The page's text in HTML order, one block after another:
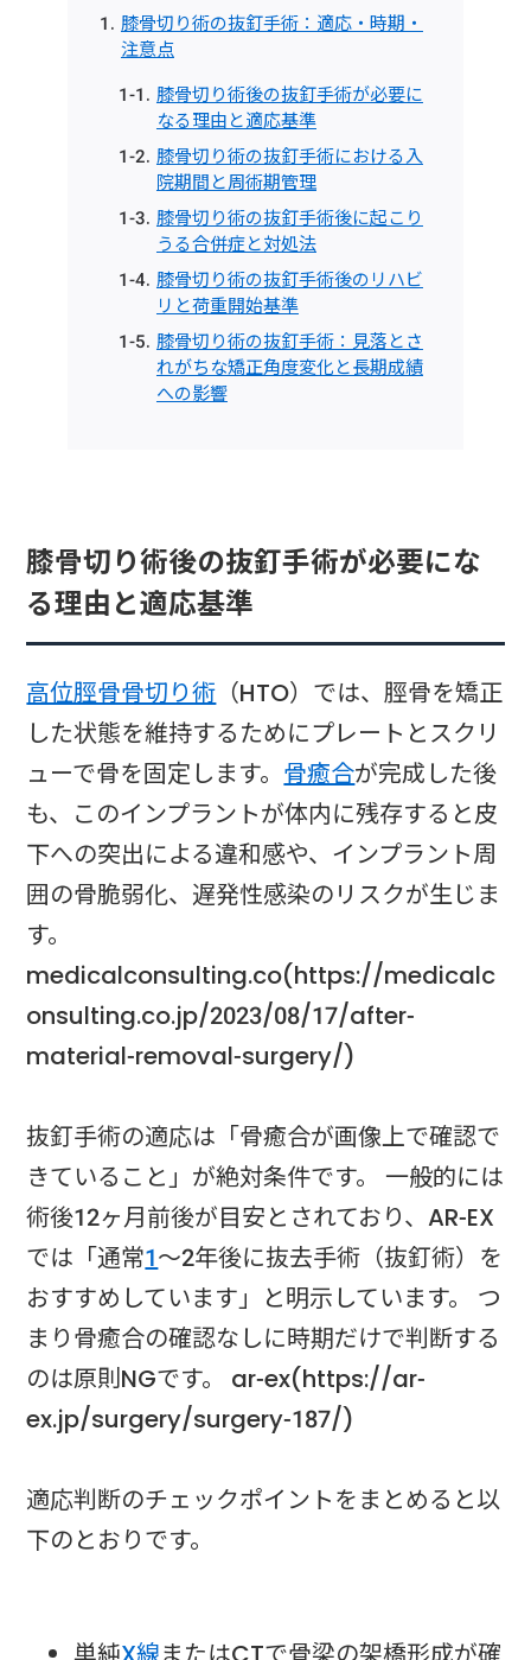
膝骨切り術の抜釘手術：適応・時期・
注意点
膝骨切り術後の抜釘手術が必要に
なる理由と適応基準
膝骨切り術の抜釘手術における入
院期間と周術期管理
膝骨切り術の抜釘手術後に起こり
うる合併症と対処法
膝骨切り術の抜釘手術後のリハビ
リと荷重開始基準
膝骨切り術の抜釘手術：見落とさ
れがちな矯正角度変化と長期成績
への影響
膝骨切り術後の抜釘手術が必要にな
る理由と適応基準
高位脛骨骨切り術 （HTO）では、脛骨を矯正
した状態を維持するためにプレートとスクリ
ューで骨を固定します。 骨癒合が完成した後
も、このインプラントが体内に残存すると皮
下への突出による違和感や、インプラント周
囲の骨脆弱化、遅発性感染のリスクが生じま
す。
medicalconsulting.co(https://medicalc
onsulting.co.jp/2023/08/17/after-
material-removal-surgery/)
抜釘手術の適応は「骨癒合が画像上で確認で
きていること」が絶対条件です。 一般的には
術後12ヶ月前後が目安とされており、AR-EX
では「通常1〜2年後に抜去手術（抜釘術）を
おすすめしています」と明示しています。 つ
まり骨癒合の確認なしに時期だけで判断する
のは原則NGです。 ar-ex(https://ar-
ex.jp/surgery/surgery-187/)
適応判断のチェックポイントをまとめると以
下のとおりです。